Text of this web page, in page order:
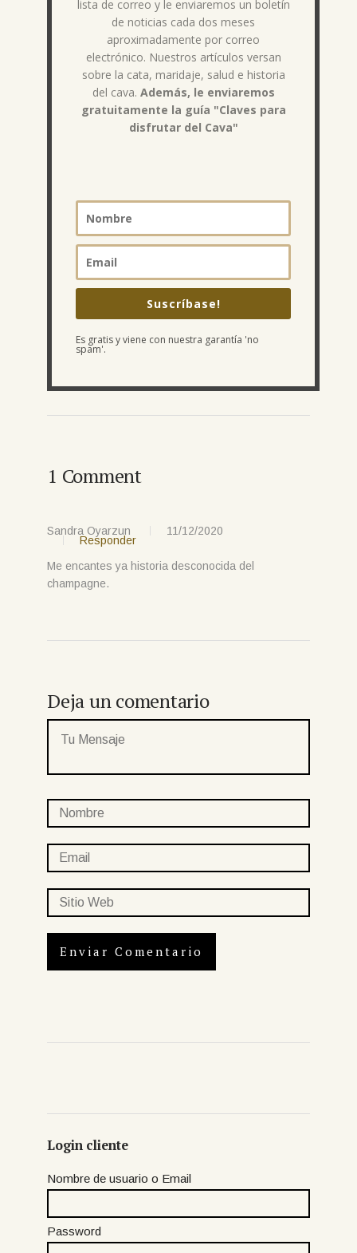
lista de correo y le enviaremos un boletín
de noticias cada dos meses
aproximadamente por correo
electrónico. Nuestros artículos versan
sobre la cata, maridaje, salud e historia
del cava. Además, le enviaremos
gratuitamente la guía "Claves para
disfrutar del Cava"
Suscríbase!
Es gratis y viene con nuestra garantía 'no
spam'.
1 Comment
Sandra Oyarzun 11/12/2020
Responder
Me encantes ya historia desconocida del
champagne.
Deja un comentario
Login cliente
Nombre de usuario o Email
Password